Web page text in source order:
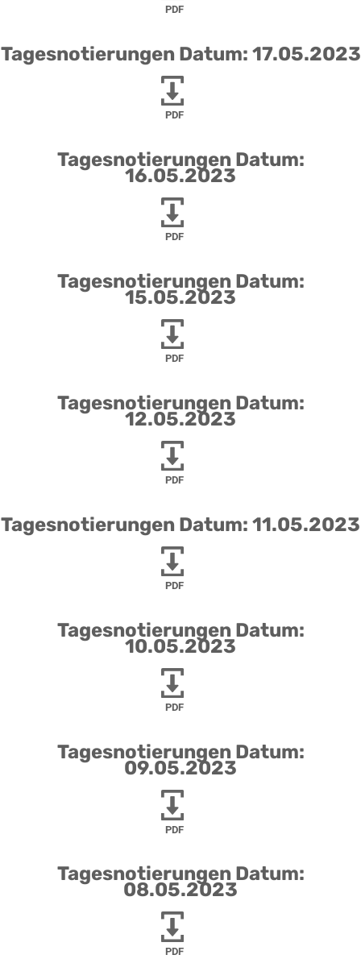
PDF
Tagesnotierungen Datum: 17.05.2023
PDF
Tagesnotierungen Datum:
16.05.2023
PDF
Tagesnotierungen Datum:
15.05.2023
PDF
Tagesnotierungen Datum:
12.05.2023
PDF
Tagesnotierungen Datum: 11.05.2023
PDF
Tagesnotierungen Datum:
10.05.2023
PDF
Tagesnotierungen Datum:
09.05.2023
PDF
Tagesnotierungen Datum:
08.05.2023
PDF